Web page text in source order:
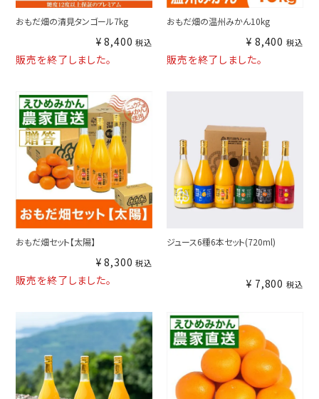
おもだ畑の清見タンゴール7kg
¥ 8,400 税込
販売を終了しました。
おもだ畑の温州みかん10kg
¥ 8,400 税込
販売を終了しました。
おもだ畑セット【太陽】
¥ 8,300 税込
販売を終了しました。
ジュース6種6本セット(720ml)
¥ 7,800 税込